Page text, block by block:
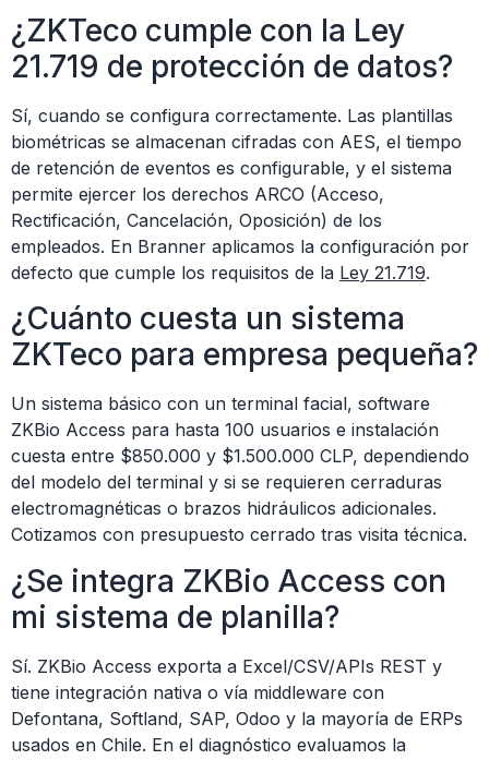
¿ZKTeco cumple con la Ley
21.719 de protección de datos?
Sí, cuando se configura correctamente. Las plantillas
biométricas se almacenan cifradas con AES, el tiempo
de retención de eventos es configurable, y el sistema
permite ejercer los derechos ARCO (Acceso,
Rectificación, Cancelación, Oposición) de los
empleados. En Branner aplicamos la configuración por
defecto que cumple los requisitos de la Ley 21.719.
¿Cuánto cuesta un sistema
ZKTeco para empresa pequeña?
Un sistema básico con un terminal facial, software
ZKBio Access para hasta 100 usuarios e instalación
cuesta entre $850.000 y $1.500.000 CLP, dependiendo
del modelo del terminal y si se requieren cerraduras
electromagnéticas o brazos hidráulicos adicionales.
Cotizamos con presupuesto cerrado tras visita técnica.
¿Se integra ZKBio Access con
mi sistema de planilla?
Sí. ZKBio Access exporta a Excel/CSV/APIs REST y
tiene integración nativa o vía middleware con
Defontana, Softland, SAP, Odoo y la mayoría de ERPs
usados en Chile. En el diagnóstico evaluamos la